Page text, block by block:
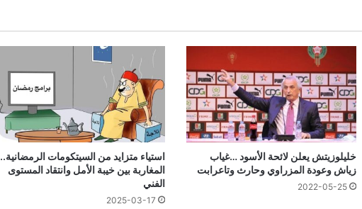
خليلوزيتش يعلن لائحة الأسود …غياب
زياش وعودة المزراوي وحارث وتاعرابت
2022-05-25
استياء متزايد من السيتكومات الرمضانية..
المغاربة بين خيبة الأمل وانتقاد المستوى
الفني
2025-03-17